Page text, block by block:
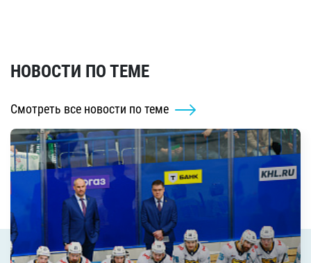
НОВОСТИ ПО ТЕМЕ
Смотреть все новости по теме